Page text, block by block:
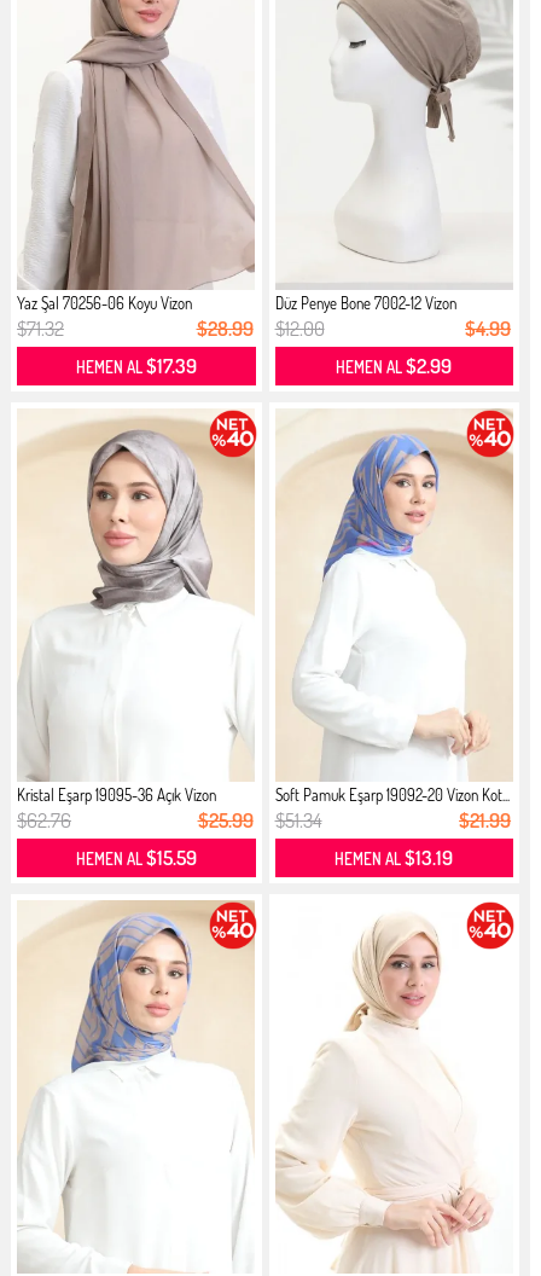
Yaz Şal 70256-06 Koyu Vizon
$71.32 $28.99
HEMEN AL$17.39
Düz Penye Bone 7002-12 Vizon
$12.00 $4.99
HEMEN AL$2.99
Kristal Eşarp 19095-36 Açık Vizon
$62.76 $25.99
HEMEN AL$15.59
Soft Pamuk Eşarp 19092-20 Vizon Kot...
$51.34 $21.99
HEMEN AL$13.19